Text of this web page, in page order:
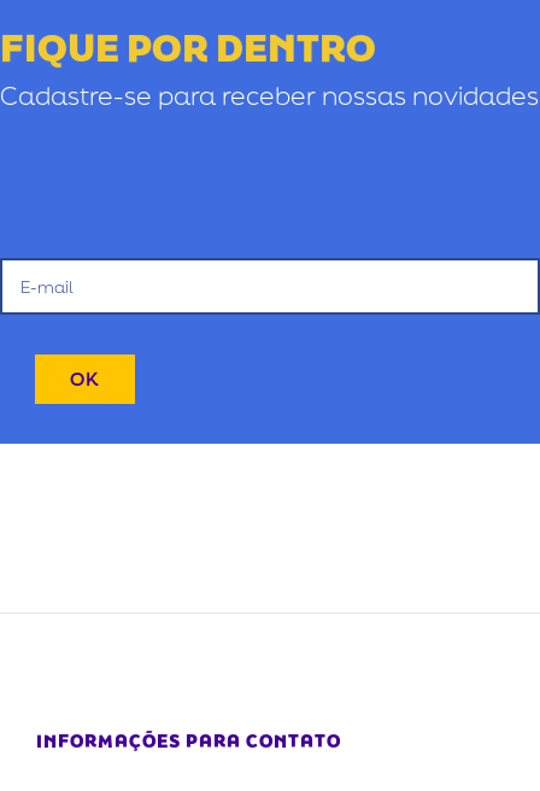
FIQUE POR DENTRO
Cadastre-se para receber nossas novidades
INFORMAÇÕES PARA CONTATO